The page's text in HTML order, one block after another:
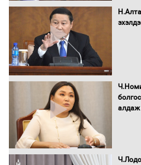
ААН-
буй
алдаж